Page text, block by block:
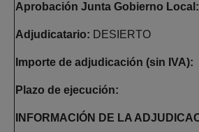
Aprobación Junta Gobierno Local:
Adjudicatario: DESIERTO
Importe de adjudicación (sin IVA):
Plazo de ejecución:
INFORMACIÓN DE LA